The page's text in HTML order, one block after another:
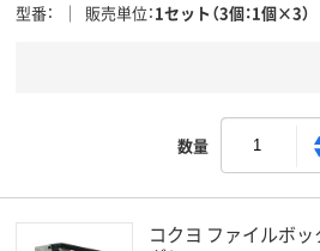
型番 販売単位 1セット（3個：1個×3）
数量
コクヨ ファイルボ